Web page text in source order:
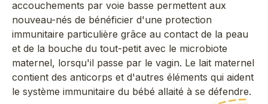
accouchements par voie basse permettent aux
nouveau-nés de bénéficier d'une protection
immunitaire particulière grâce au contact de la peau
et de la bouche du tout-petit avec le microbiote
maternel, lorsqu'il passe par le vagin. Le lait maternel
contient des anticorps et d'autres éléments qui aident
le système immunitaire du bébé allaité à se défendre.